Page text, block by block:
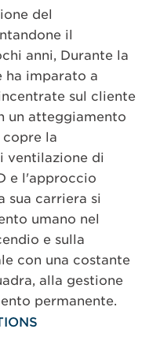
del
il
anni, Durante la
ha imparato a
sul cliente
un atteggiamento
copre la
ventilazione di
e l'approccio
sua carriera si
umano nel
e sulla
con una costante
alla gestione
permanente.